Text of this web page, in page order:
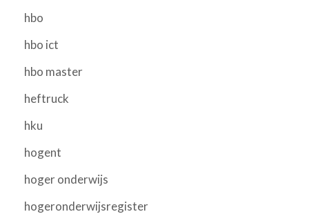
hbo
hbo ict
hbo master
heftruck
hku
hogent
hoger onderwijs
hogeronderwijsregister